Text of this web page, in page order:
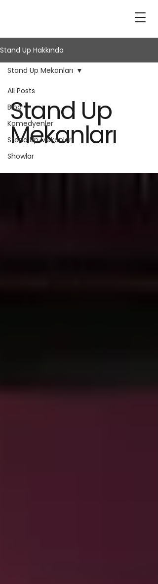
Stand Up Hakkında
All Posts
Blog
Komedyenler
Stand Up Mekanları
Showlar
Stand Up Mekanları
Stand Up
Mekanları